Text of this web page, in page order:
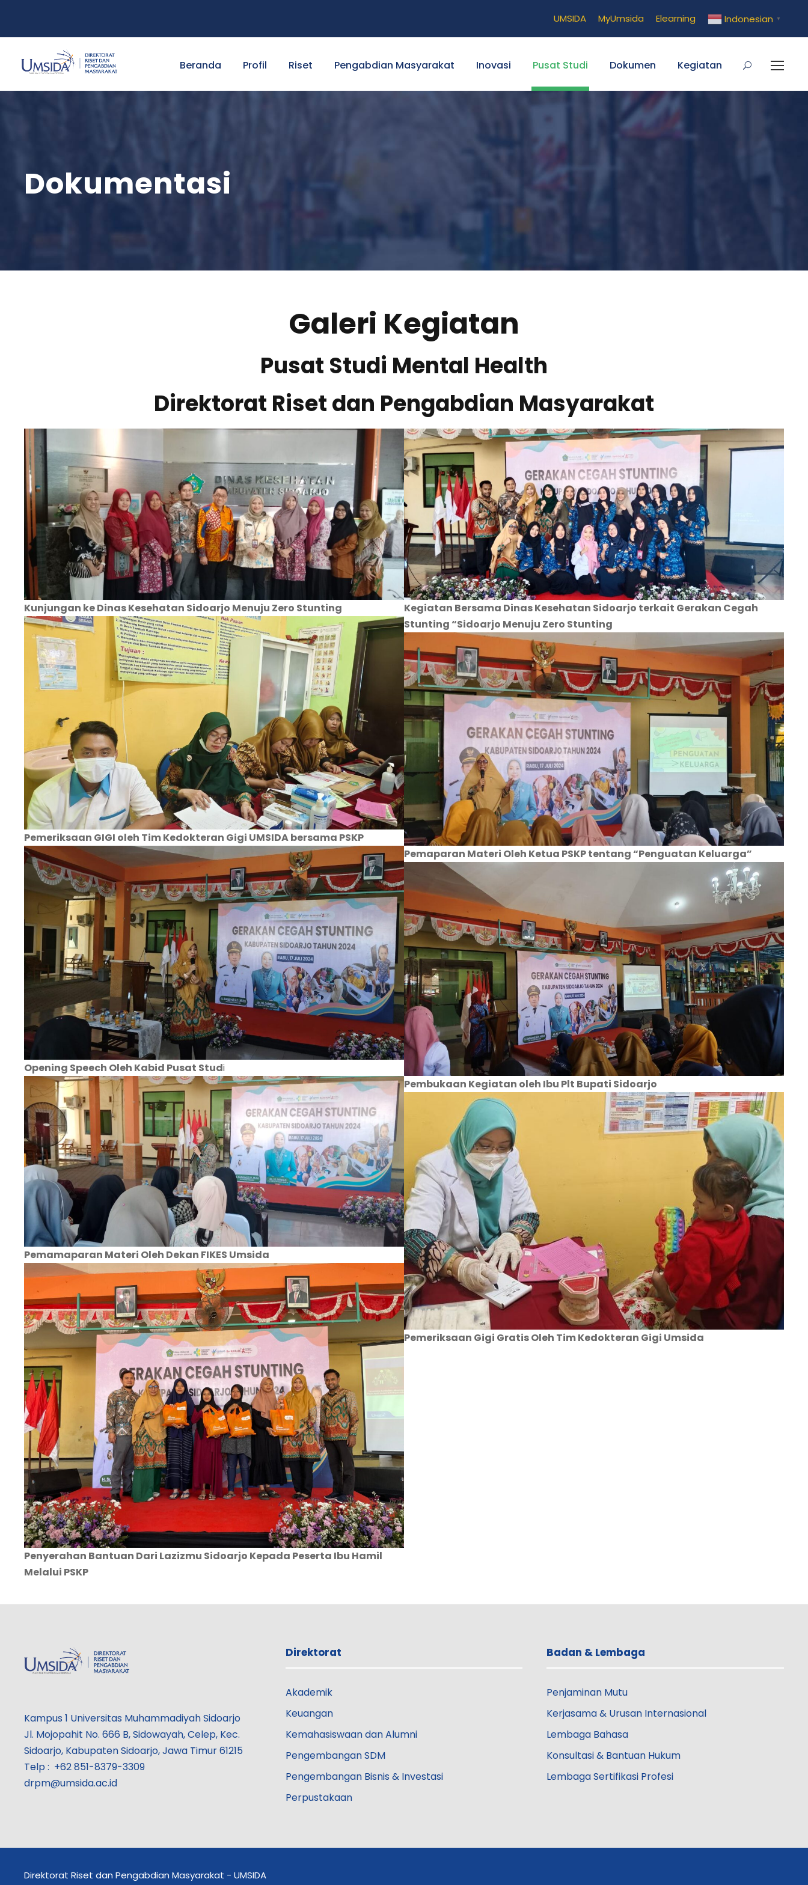
UMSIDA MyUmsida Elearning Indonesian ▼
Beranda Profil Riset Pengabdian Masyarakat Inovasi Pusat Studi Dokumen Kegiatan
Dokumentasi
Galeri Kegiatan
Pusat Studi Mental Health
Direktorat Riset dan Pengabdian Masyarakat
Kunjungan ke Dinas Kesehatan Sidoarjo Menuju Zero Stunting
Pemeriksaan GIGI oleh Tim Kedokteran Gigi UMSIDA bersama PSKP
Opening Speech Oleh Kabid Pusat Studi
Pemamaparan Materi Oleh Dekan FIKES Umsida
Penyerahan Bantuan Dari Lazizmu Sidoarjo Kepada Peserta Ibu Hamil
Melalui PSKP
Kegiatan Bersama Dinas Kesehatan Sidoarjo terkait Gerakan Cegah
Stunting “Sidoarjo Menuju Zero Stunting
Pemaparan Materi Oleh Ketua PSKP tentang “Penguatan Keluarga”
Pembukaan Kegiatan oleh Ibu Plt Bupati Sidoarjo
Pemeriksaan Gigi Gratis Oleh Tim Kedokteran Gigi Umsida
Kampus 1 Universitas Muhammadiyah Sidoarjo
Jl. Mojopahit No. 666 B, Sidowayah, Celep, Kec.
Sidoarjo, Kabupaten Sidoarjo, Jawa Timur 61215
Telp : +62 851-8379-3309
drpm@umsida.ac.id
Direktorat
Akademik
Keuangan
Kemahasiswaan dan Alumni
Pengembangan SDM
Pengembangan Bisnis & Investasi
Perpustakaan
Badan & Lembaga
Penjaminan Mutu
Kerjasama & Urusan Internasional
Lembaga Bahasa
Konsultasi & Bantuan Hukum
Lembaga Sertifikasi Profesi
Direktorat Riset dan Pengabdian Masyarakat - UMSIDA